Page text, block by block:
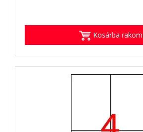
Kosárba rakom